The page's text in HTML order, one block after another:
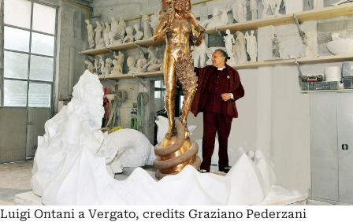
Luigi Ontani a Vergato, credits Graziano Pederzani